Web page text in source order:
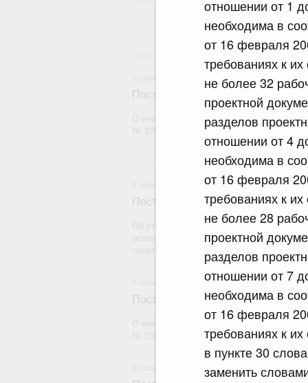
отношении от 1
необходима в
от 16 февраля
требованиях к
не более 32
проектной
разделов
отношении от 4
необходима в
от 16 февраля
требованиях к
не более 28
проектной
разделов
отношении от 7
необходима в
от 16 февраля
требованиях к
в пункте 30
заменить
Постановление Правительства
О внесении изменений в постановление
Постановление Правительства
Об утверждении Правил согласования
исполнительных органов субъектов
Постановление Правительства
О внесении изменений в постановление